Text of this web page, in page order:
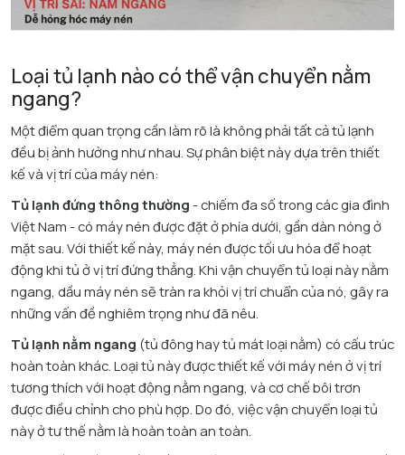
Loại tủ lạnh nào có thể vận chuyển nằm
ngang?
Một điểm quan trọng cần làm rõ là không phải tất cả tủ lạnh
đều bị ảnh hưởng như nhau. Sự phân biệt này dựa trên thiết
kế và vị trí của máy nén:​
Tủ lạnh đứng thông thường - chiếm đa số trong các gia đình
Việt Nam - có máy nén được đặt ở phía dưới, gần dàn nóng ở
mặt sau. Với thiết kế này, máy nén được tối ưu hóa để hoạt
động khi tủ ở vị trí đứng thẳng. Khi vận chuyển tủ loại này nằm
ngang, dầu máy nén sẽ tràn ra khỏi vị trí chuẩn của nó, gây ra
những vấn đề nghiêm trọng như đã nêu.​
Tủ lạnh nằm ngang (tủ đông hay tủ mát loại nằm) có cấu trúc
hoàn toàn khác. Loại tủ này được thiết kế với máy nén ở vị trí
tương thích với hoạt động nằm ngang, và cơ chế bôi trơn
được điều chỉnh cho phù hợp. Do đó, việc vận chuyển loại tủ
này ở tư thế nằm là hoàn toàn an toàn.​